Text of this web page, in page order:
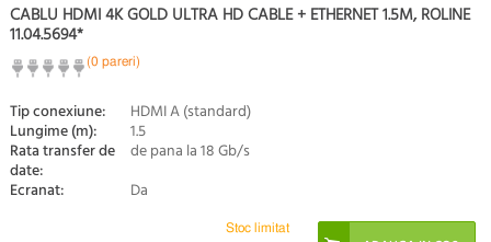
CABLU HDMI 4K GOLD ULTRA HD CABLE + ETHERNET 1.5M, ROLINE
11.04.5694*
(0 pareri)
Tip conexiune: HDMI A (standard)
Lungime (m): 1.5
Rata transfer de
date:
de pana la 18 Gb/s
Ecranat:
Da
Stoc limitat